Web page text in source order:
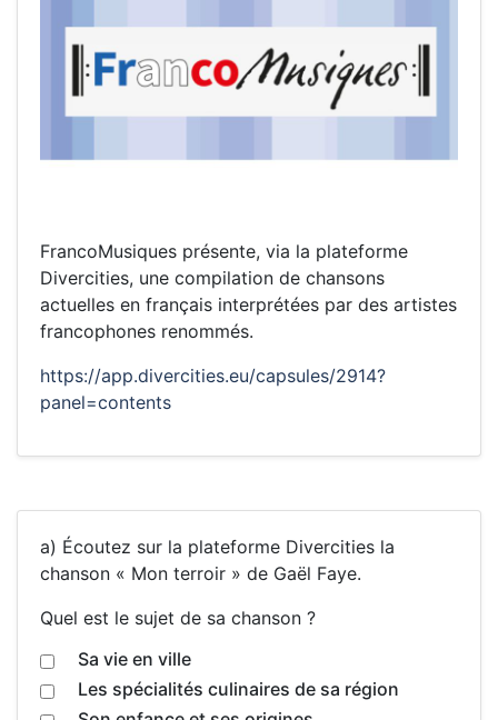
FrancoMusiques présente, via la plateforme
Divercities, une compilation de chansons
actuelles en français interprétées par des artistes
francophones renommés.
https://app.divercities.eu/capsules/2914?
panel=contents
a) Écoutez sur la plateforme Divercities la
chanson « Mon terroir » de Gaël Faye.
Quel est le sujet de sa chanson ?
Sa vie en ville
Les spécialités culinaires de sa région